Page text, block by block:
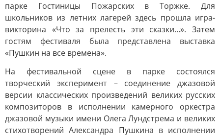
парке Гостиницы Пожарских в Торжке. Для
школьников из летних лагерей здесь прошла игра-
викторина «Что за прелесть эти сказки…». Затем
гостям фестиваля была представлена выставка
«Пушкин на все времена».
На фестивальной сцене в парке состоялся
творческий эксперимент – соединение джазовой
версии классических произведений великих русских
композиторов в исполнении камерного оркестра
джазовой музыки имени Олега Лундстрема и великих
стихотворений Александра Пушкина в исполнении